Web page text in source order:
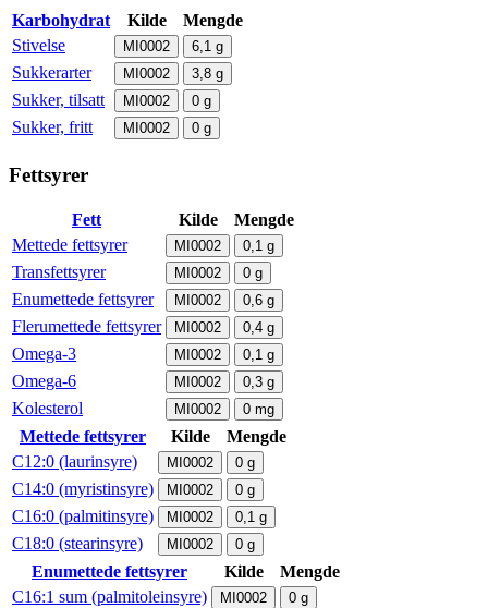
Karbohydrat Kilde
Mengde
Stivelse
MI0002 6,1 g
Sukkerarter MI0002 3,8 g
Sukker, tilsatt MI0002 0 g
Sukker, fritt MI0002 0 g
Fettsyrer
Fett Kilde
Mengde
Mettede fettsyrer
MI0002 0,1 g
Transfettsyrer MI0002 0 g
Enumettede fettsyrer MI0002 0,6 g
Flerumettede fettsyrer MI0002 0,4 g
Omega-3 MI0002 0,1 g
Omega-6 MI0002 0,3 g
Kolesterol MI0002 0 mg
Mettede fettsyrer Kilde
Mengde
C12:0 (laurinsyre)
MI0002 0 g
C14:0 (myristinsyre) MI0002 0 g
C16:0 (palmitinsyre) MI0002 0,1 g
C18:0 (stearinsyre) MI0002 0 g
Enumettede fettsyrer Kilde
Mengde
C16:1 sum (palmitoleinsyre)
MI0002 0 g